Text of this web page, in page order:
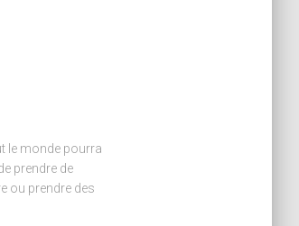
le monde pourra
prendre de
ou prendre des